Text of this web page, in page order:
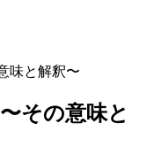
味と解釈〜
その意味と